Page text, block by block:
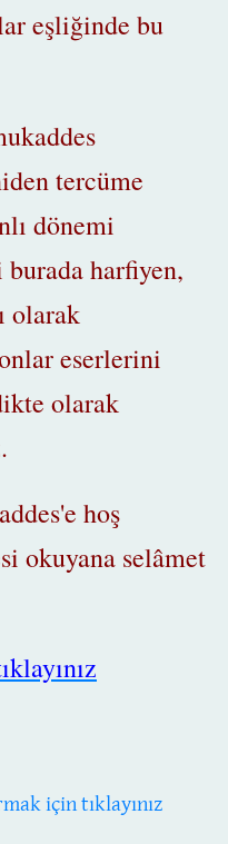
eşliğinde bu
tercüme
dönemi
burada harfiyen,
olarak
eserlerini
olarak
hoş
okuyana selâmet
için tıklayınız